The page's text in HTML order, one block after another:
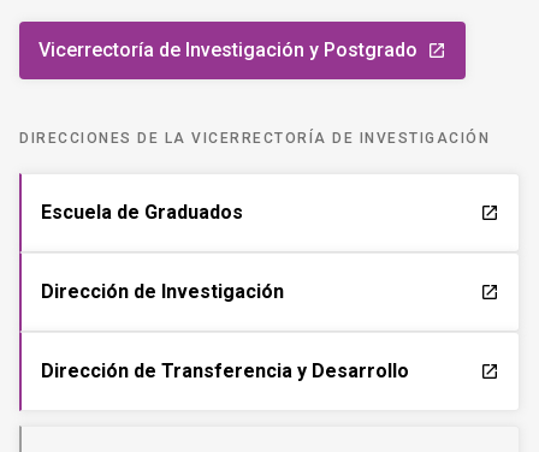
Vicerrectoría de Investigación y Postgrado launch
DIRECCIONES DE LA VICERRECTORÍA DE INVESTIGACIÓN
Escuela de Graduados launch
Dirección de Investigación launch
Dirección de Transferencia y Desarrollo launch